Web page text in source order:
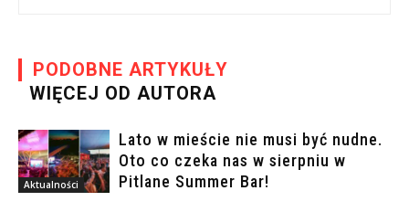
PODOBNE ARTYKUŁY
WIĘCEJ OD AUTORA
Aktualności
Lato w mieście nie musi być nudne.
Oto co czeka nas w sierpniu w
Pitlane Summer Bar!